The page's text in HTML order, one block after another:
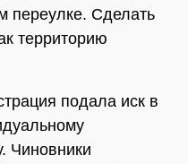
переулке. Сделать
территорию
подала иск в
Чиновники